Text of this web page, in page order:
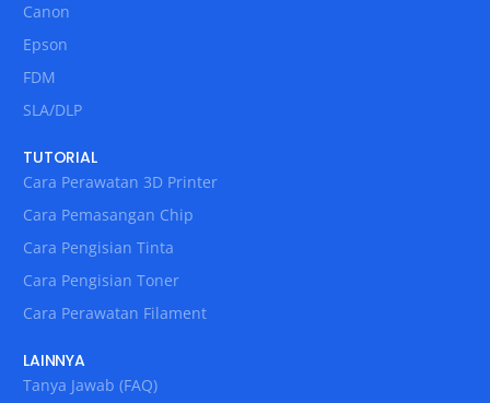
Canon
Epson
FDM
SLA/DLP
TUTORIAL
Cara Perawatan 3D Printer
Cara Pemasangan Chip
Cara Pengisian Tinta
Cara Pengisian Toner
Cara Perawatan Filament
LAINNYA
Tanya Jawab (FAQ)